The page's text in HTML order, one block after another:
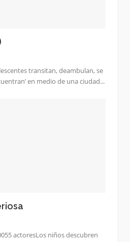
transitan, deambulan, se
en medio de una ciudad...
actoresLos niños descubren